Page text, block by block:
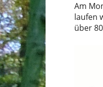
Am
laufen
über